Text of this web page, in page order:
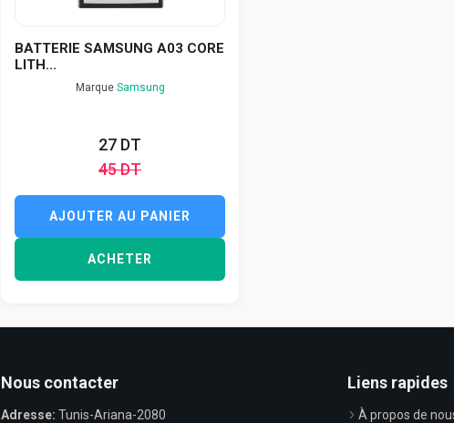
BATTERIE SAMSUNG A03 CORE
LITH...
Marque Samsung
27 DT
45 DT
AJOUTER AU PANIER
ACHETER
Nous contacter
Adresse: Tunis-Ariana-2080
Liens rapides
À propos de